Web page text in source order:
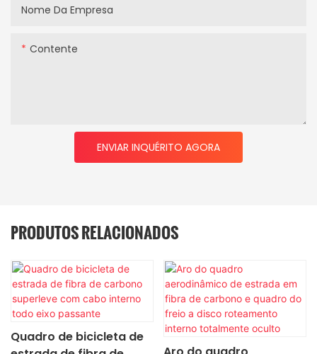
Nome Da Empresa
Contente
ENVIAR INQUÉRITO AGORA
PRODUTOS RELACIONADOS
Quadro de bicicleta de